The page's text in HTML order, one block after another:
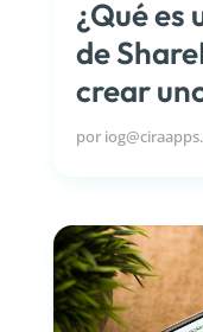
¿Qué es
de
crear
por